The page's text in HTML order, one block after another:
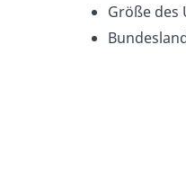
Größe des